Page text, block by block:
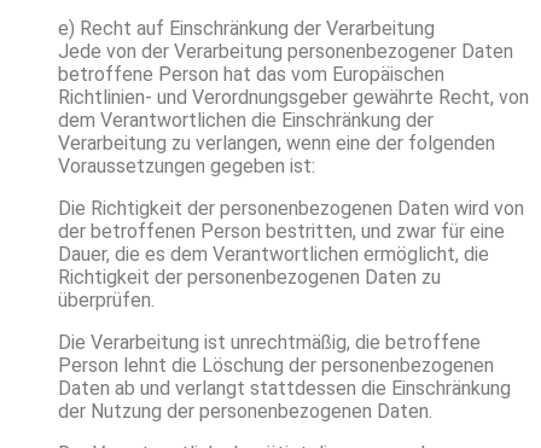
e) Recht auf Einschränkung der Verarbeitung
Jede von der Verarbeitung personenbezogener Daten
betroffene Person hat das vom Europäischen
Richtlinien- und Verordnungsgeber gewährte Recht, von
dem Verantwortlichen die Einschränkung der
Verarbeitung zu verlangen, wenn eine der folgenden
Voraussetzungen gegeben ist:
Die Richtigkeit der personenbezogenen Daten wird von
der betroffenen Person bestritten, und zwar für eine
Dauer, die es dem Verantwortlichen ermöglicht, die
Richtigkeit der personenbezogenen Daten zu
überprüfen.
Die Verarbeitung ist unrechtmäßig, die betroffene
Person lehnt die Löschung der personenbezogenen
Daten ab und verlangt stattdessen die Einschränkung
der Nutzung der personenbezogenen Daten.